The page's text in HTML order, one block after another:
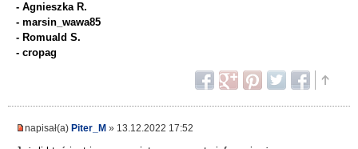
- Agnieszka R.
- marsin_wawa85
- Romuald S.
- cropag
napisał(a) Piter_M » 13.12.2022 17:52